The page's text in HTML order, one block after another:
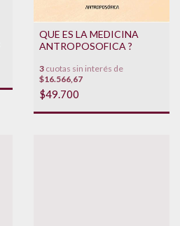
QUE ES LA MEDICINA
ANTROPOSOFICA ?
3 cuotas sin interés de
$16.566,67
$49.700